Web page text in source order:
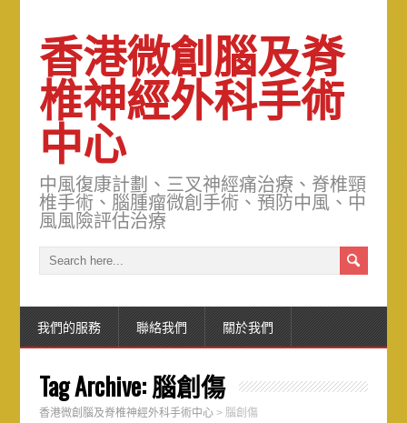
香港微創腦及脊
椎神經外科手術
中心
中風復康計劃、三叉神經痛治療、脊椎頸
椎手術、腦腫瘤微創手術、預防中風、中
風風險評估治療
我們的服務 聯絡我們 關於我們
Tag Archive:腦創傷
香港微創腦及脊椎神經外科手術中心> 腦創傷